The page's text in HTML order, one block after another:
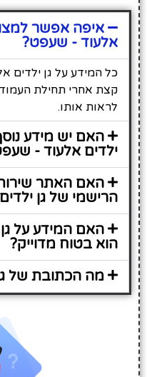
איפה אפשר
אלעוד - שעפט?
כל המידע על גן ילדים
קצת אחרי תחילת
לראות אותו.
האם יש מידע
ילדים אלעוד -
האם האתר
הרישמי של גן
האם המידע על גן
הוא בטוח מדוייק?
מה הכתובת של